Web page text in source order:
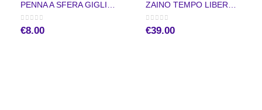
PENNA A SFERA GIGLIO CON TUBO TRASPARENTE
0out of 5
€8.00
ZAINO TEMPO LIBERO BLU
0out of 5
€39.00